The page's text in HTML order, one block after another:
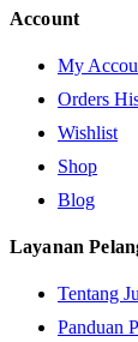
Account
My
Orders
Wishlist
Shop
Blog
Layanan
Tentang
Panduan